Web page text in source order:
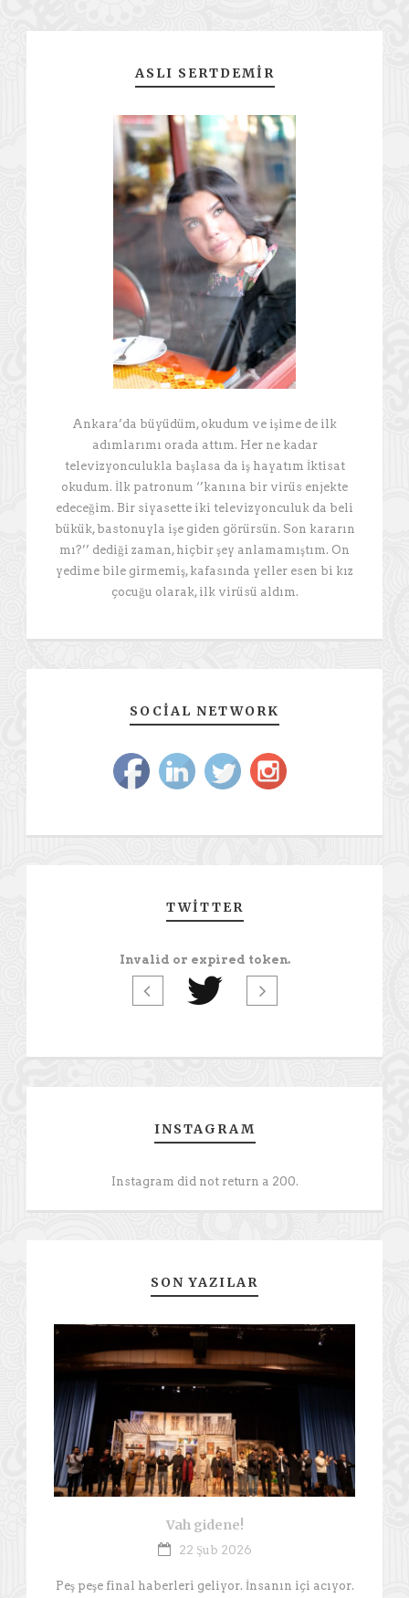
ASLI SERTDEMIR
Ankara’da büyüdüm, okudum ve işime de ilk
adımlarımı orada attım. Her ne kadar
televizyonculukla başlasa da iş hayatım İktisat
okudum. İlk patronum ‘’kanına bir virüs enjekte
edeceğim. Bir siyasette iki televizyonculuk da beli
bükük, bastonuyla işe giden görürsün. Son kararın
mı?’’ dediği zaman, hiçbir şey anlamamıştım. On
yedime bile girmemiş, kafasında yeller esen bi kız
çocuğu olarak, ilk virüsü aldım.
SOCIAL NETWORK
TWITTER
Invalid or expired token.
INSTAGRAM
Instagram did not return a 200.
SON YAZILAR
Vah gidene!
22 Şub 2026
Peş peşe final haberleri geliyor. İnsanın içi acıyor.